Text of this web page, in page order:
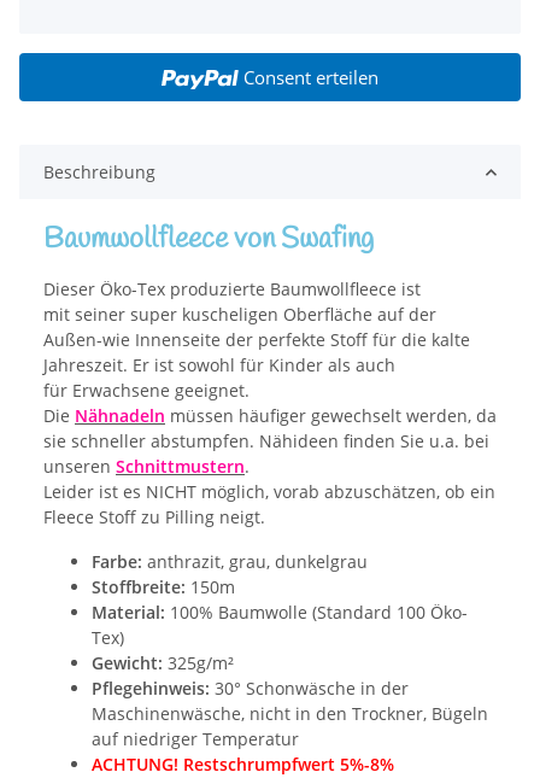
Consent erteilen
Beschreibung
Baumwollfleece von Swafing
Dieser Öko-Tex produzierte Baumwollfleece ist
mit seiner super kuscheligen Oberfläche auf der
Außen-wie Innenseite der perfekte Stoff für die kalte
Jahreszeit. Er ist sowohl für Kinder als auch
für Erwachsene geeignet.
Die Nähnadeln müssen häufiger gewechselt werden, da
sie schneller abstumpfen. Nähideen finden Sie u.a. bei
unseren Schnittmustern.
Leider ist es NICHT möglich, vorab abzuschätzen, ob ein
Fleece Stoff zu Pilling neigt.
Farbe: anthrazit, grau, dunkelgrau
Stoffbreite: 150m
Material: 100% Baumwolle (Standard 100 Öko-
Tex)
Gewicht: 325g/m²
Pflegehinweis: 30° Schonwäsche in der
Maschinenwäsche, nicht in den Trockner, Bügeln
auf niedriger Temperatur
ACHTUNG! Restschrumpfwert 5%-8%